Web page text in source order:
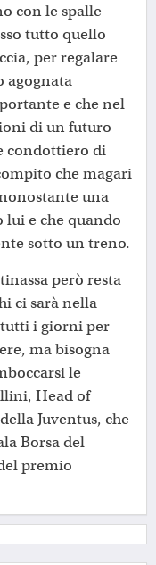
con le spalle
tutto quello
per regalare
agognata
e che nel
di un futuro
condottiero di
che magari
una
lui e che quando
sotto un treno.
però resta
ci sarà nella
i giorni per
ma bisogna
le
Head of
Juventus, che
Borsa del
premio